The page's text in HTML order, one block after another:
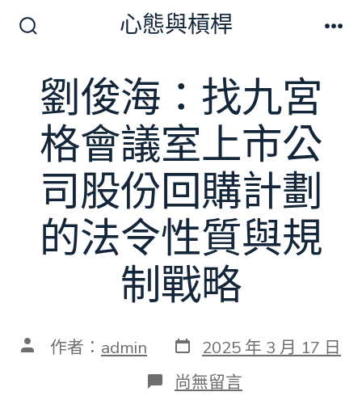
切
換
開
心態與槓桿
劉俊海：找九宮
格會議室上市公
司股份回購計劃
的法令性質與規
制戰略
文 作者： admin 發
表
日
期
2025 年 3 月 17 日
在
〈劉
尚無留言